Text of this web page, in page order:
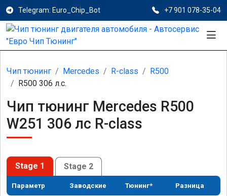
Telegram: Euro_Chip_Bot +7 901 078-35-04
Чип тюнинг Mercedes R-class
R500
R500 306 л.с.
Чип тюнинг Mercedes R500
W251 306 лс R-class
Stage 1 Stage 2
Параметр Заводские Тюнинг* Разница